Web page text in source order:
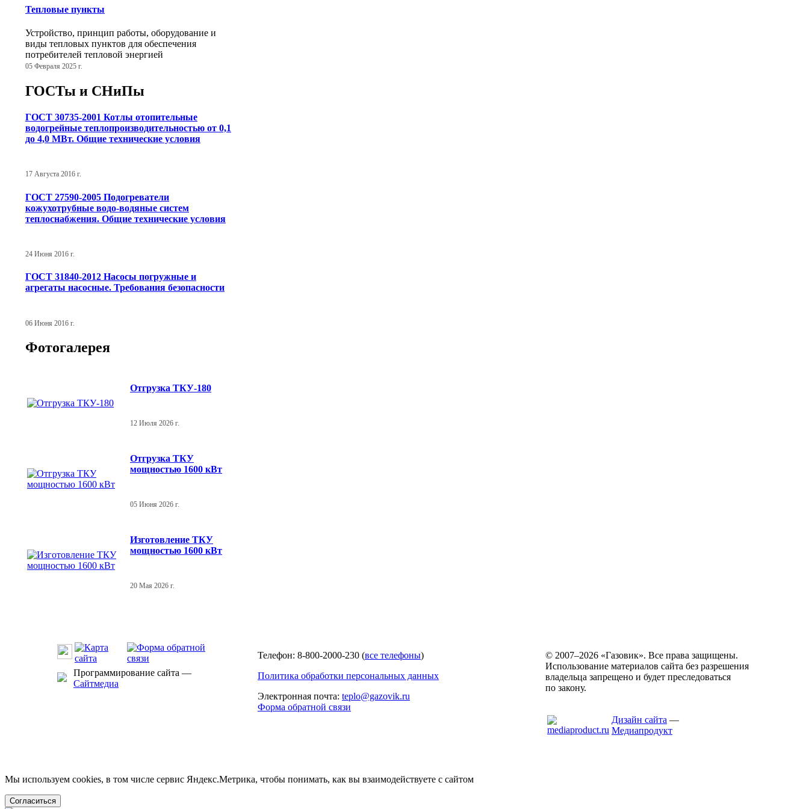
Тепловые пункты
Устройство, принцип работы, оборудование и
виды тепловых пунктов для обеспечения
потребителей тепловой энергией
05 Февраля 2025 г.
ГОСТы и СНиПы
ГОСТ 30735-2001 Котлы отопительные
водогрейные теплопроизводительностью от 0,1
до 4,0 МВт. Общие технические условия
17 Августа 2016 г.
ГОСТ 27590-2005 Подогреватели
кожухотрубные водо-водяные систем
теплоснабжения. Общие технические условия
24 Июня 2016 г.
ГОСТ 31840-2012 Насосы погружные и
агрегаты насосные. Требования безопасности
06 Июня 2016 г.
Фотогалерея
Отгрузка ТКУ-180
12 Июля 2026 г.
Отгрузка ТКУ
мощностью 1600 кВт
05 Июня 2026 г.
Изготовление ТКУ
мощностью 1600 кВт
20 Мая 2026 г.
Программирование сайта —
Сайтмедиа
Телефон: 8-800-2000-230 (все телефоны)
Политика обработки персональных данных
Электронная почта: teplo@gazovik.ru
Форма обратной связи
© 2007–2026 «Газовик». Все права защищены.
Использование материалов сайта без разрешения
владельца запрещено и будет преследоваться
по закону.
Дизайн сайта —
Медиапродукт
Мы используем cookies, в том числе сервис Яндекс.Метрика, чтобы понимать, как вы взаимодействуете с сайтом
Согласиться